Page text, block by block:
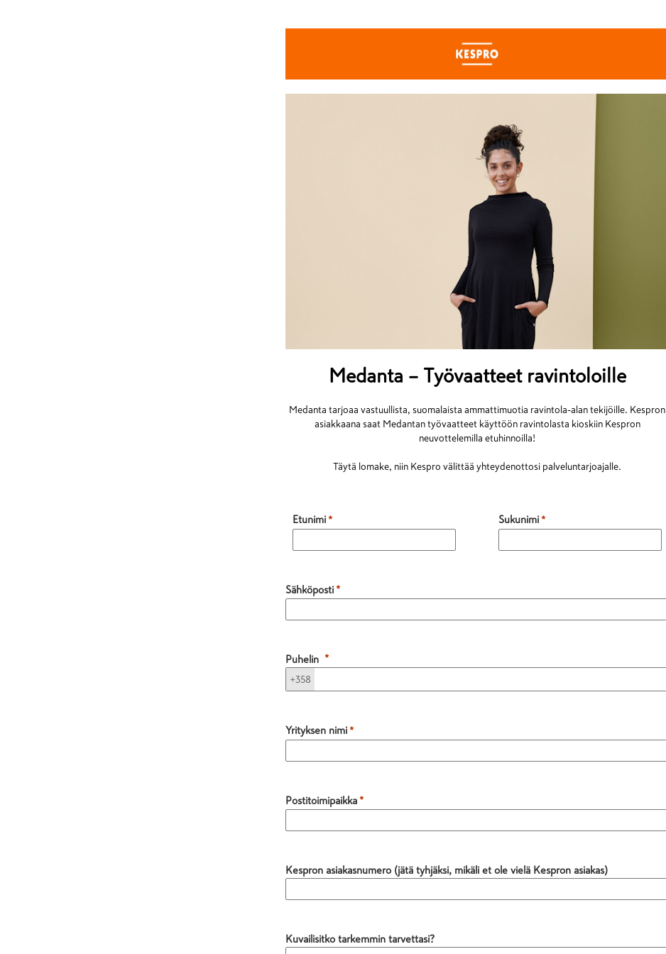
Medanta – Työvaatteet ravintoloille
Medanta tarjoaa vastuullista, suomalaista ammattimuotia ravintola-alan tekijöille. Kespron
asiakkaana saat Medantan työvaatteet käyttöön ravintolasta kioskiin Kespron
neuvottelemilla etuhinnoilla!
Täytä lomake, niin Kespro välittää yhteydenottosi palveluntarjoajalle.
Etunimi Sukunimi
Sähköposti
Puhelin
+358
Yrityksen nimi
Postitoimipaikka
Kespron asiakasnumero (jätä tyhjäksi, mikäli et ole vielä Kespron asiakas)
Kuvailisitko tarkemmin tarvettasi?